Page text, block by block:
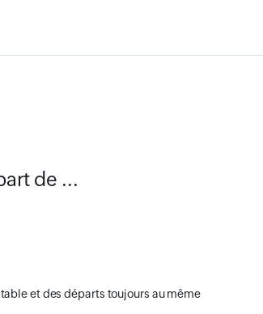
de ...
et des départs toujours au même